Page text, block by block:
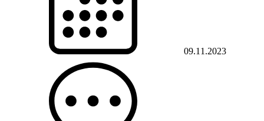
09.11.2023